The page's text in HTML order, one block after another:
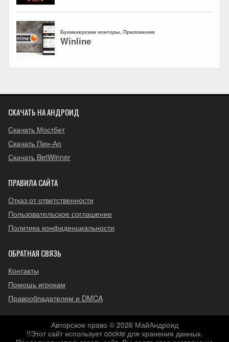
СКАЧАТЬ НА АНДРОИД
Скачать Мостбет
Скачать Пин-Ап
Скачать BetWinner
ПРАВИЛА САЙТА
Отказ от ответственности
Пользовательское соглашение
Политика конфиденциальности
ОБРАТНАЯ СВЯЗЬ
Контакты
Помощь игрокам
Правообладателям и DMCA
Авторское право © 2026 МайАндроид
!!Этот сайт использует cookie для хранения данных.